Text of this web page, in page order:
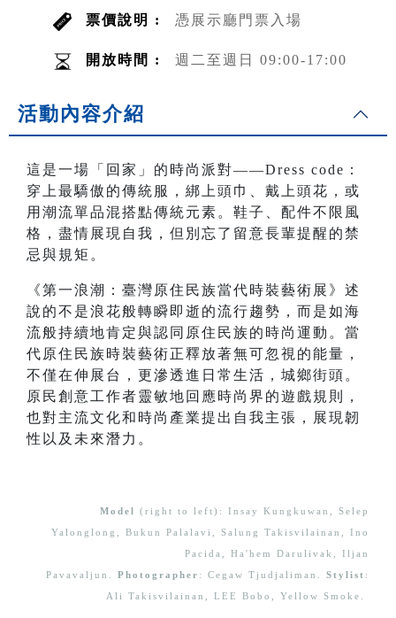
票價說明 : 憑展示廳門票入場
開放時間 : 週二至週日 09:00-17:00
活動內容介紹
這是一場「回家」的時尚派對——Dress code：
穿上最驕傲的傳統服，綁上頭巾、戴上頭花，或
用潮流單品混搭點傳統元素。鞋子、配件不限風
格，盡情展現自我，但別忘了留意長輩提醒的禁
忌與規矩。
《第一浪潮：臺灣原住民族當代時裝藝術展》述
說的不是浪花般轉瞬即逝的流行趨勢，而是如海
流般持續地肯定與認同原住民族的時尚運動。當
代原住民族時裝藝術正釋放著無可忽視的能量，
不僅在伸展台，更滲透進日常生活，城鄉街頭。
原民創意工作者靈敏地回應時尚界的遊戲規則，
也對主流文化和時尚產業提出自我主張，展現韌
性以及未來潛力。
Model (right to left): Insay Kungkuwan, Selep
Yalonglong, Bukun Palalavi, Salung Takisvilainan, Ino
Pacida, Ha'hem Darulivak, Iljan
Pavavaljun. Photographer : Cegaw Tjudjaliman. Stylist :
Ali Takisvilainan, LEE Bobo, Yellow Smoke.